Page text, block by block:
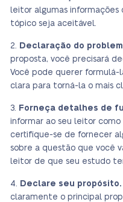
leitor algumas
tópico seja aceitável.
Declaração do
proposta, você precisará
Você pode querer formulá-
clara para torná-la o mais
Forneça detalhes de
informar ao seu leitor como
certifique-se de fornecer
sobre a questão que você
leitor de que seu estudo
Declare seu propósito.
claramente o principal